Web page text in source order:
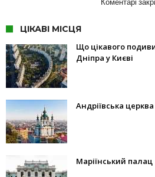
Коментарі
ЦІКАВІ МІСЦЯ
Що цікавого
Дніпра у Києві
Андріївська церква
Маріїнський палац